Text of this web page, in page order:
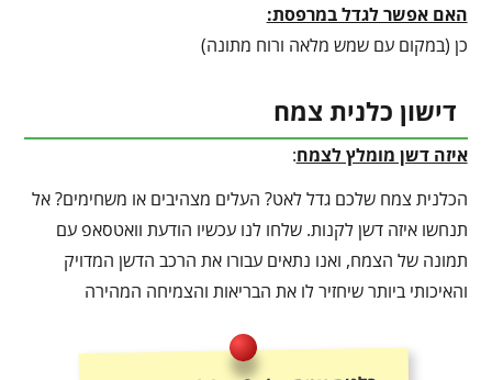
האם אפשר לגדל במרפסת:
כן (במקום עם שמש מלאה ורוח מתונה)
דישון כלנית צמח
איזה דשן מומלץ לצמח:
הכלנית צמח שלכם גדל לאט? העלים מצהיבים או משחימים? אל
תנחשו איזה דשן לקנות. שלחו לנו עכשיו הודעת וואטסאפ עם
תמונה של הצמח, ואנו נתאים עבורו את הרכב הדשן המדויק
והאיכותי ביותר שיחזיר לו את הבריאות והצמיחה המהירה